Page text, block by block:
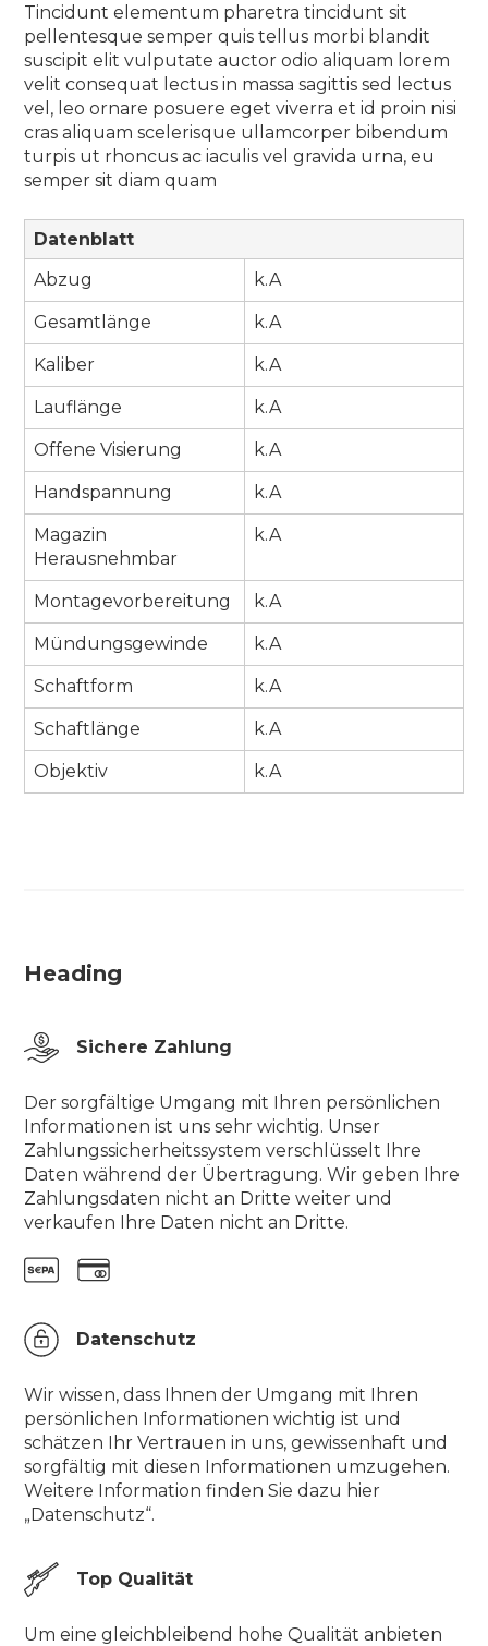
Tincidunt elementum pharetra tincidunt sit
pellentesque semper quis tellus morbi blandit
suscipit elit vulputate auctor odio aliquam lorem
velit consequat lectus in massa sagittis sed lectus
vel, leo ornare posuere eget viverra et id proin nisi
cras aliquam scelerisque ullamcorper bibendum
turpis ut rhoncus ac iaculis vel gravida urna, eu
semper sit diam quam
Datenblatt
Abzug
k.A
Gesamtlänge k.A
Kaliber k.A
Lauflänge k.A
Offene Visierung k.A
Handspannung k.A
Magazin
Herausnehmbar
k.A
Montagevorbereitung k.A
Mündungsgewinde k.A
Schaftform k.A
Schaftlänge k.A
Objektiv k.A
Heading
Sichere Zahlung
Der sorgfältige Umgang mit Ihren persönlichen
Informationen ist uns sehr wichtig. Unser
Zahlungssicherheitssystem verschlüsselt Ihre
Daten während der Übertragung. Wir geben Ihre
Zahlungsdaten nicht an Dritte weiter und
verkaufen Ihre Daten nicht an Dritte.
Datenschutz
Wir wissen, dass Ihnen der Umgang mit Ihren
persönlichen Informationen wichtig ist und
schätzen Ihr Vertrauen in uns, gewissenhaft und
sorgfältig mit diesen Informationen umzugehen.
Weitere Information finden Sie dazu hier
„Datenschutz“.
Top Qualität
Um eine gleichbleibend hohe Qualität anbieten